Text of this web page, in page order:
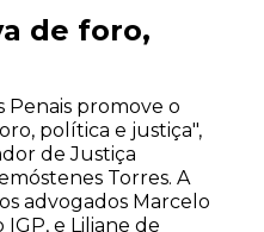
de foro,
Penais promove o
política e justiça",
de Justiça
Torres. A
advogados Marcelo
e Liliane de